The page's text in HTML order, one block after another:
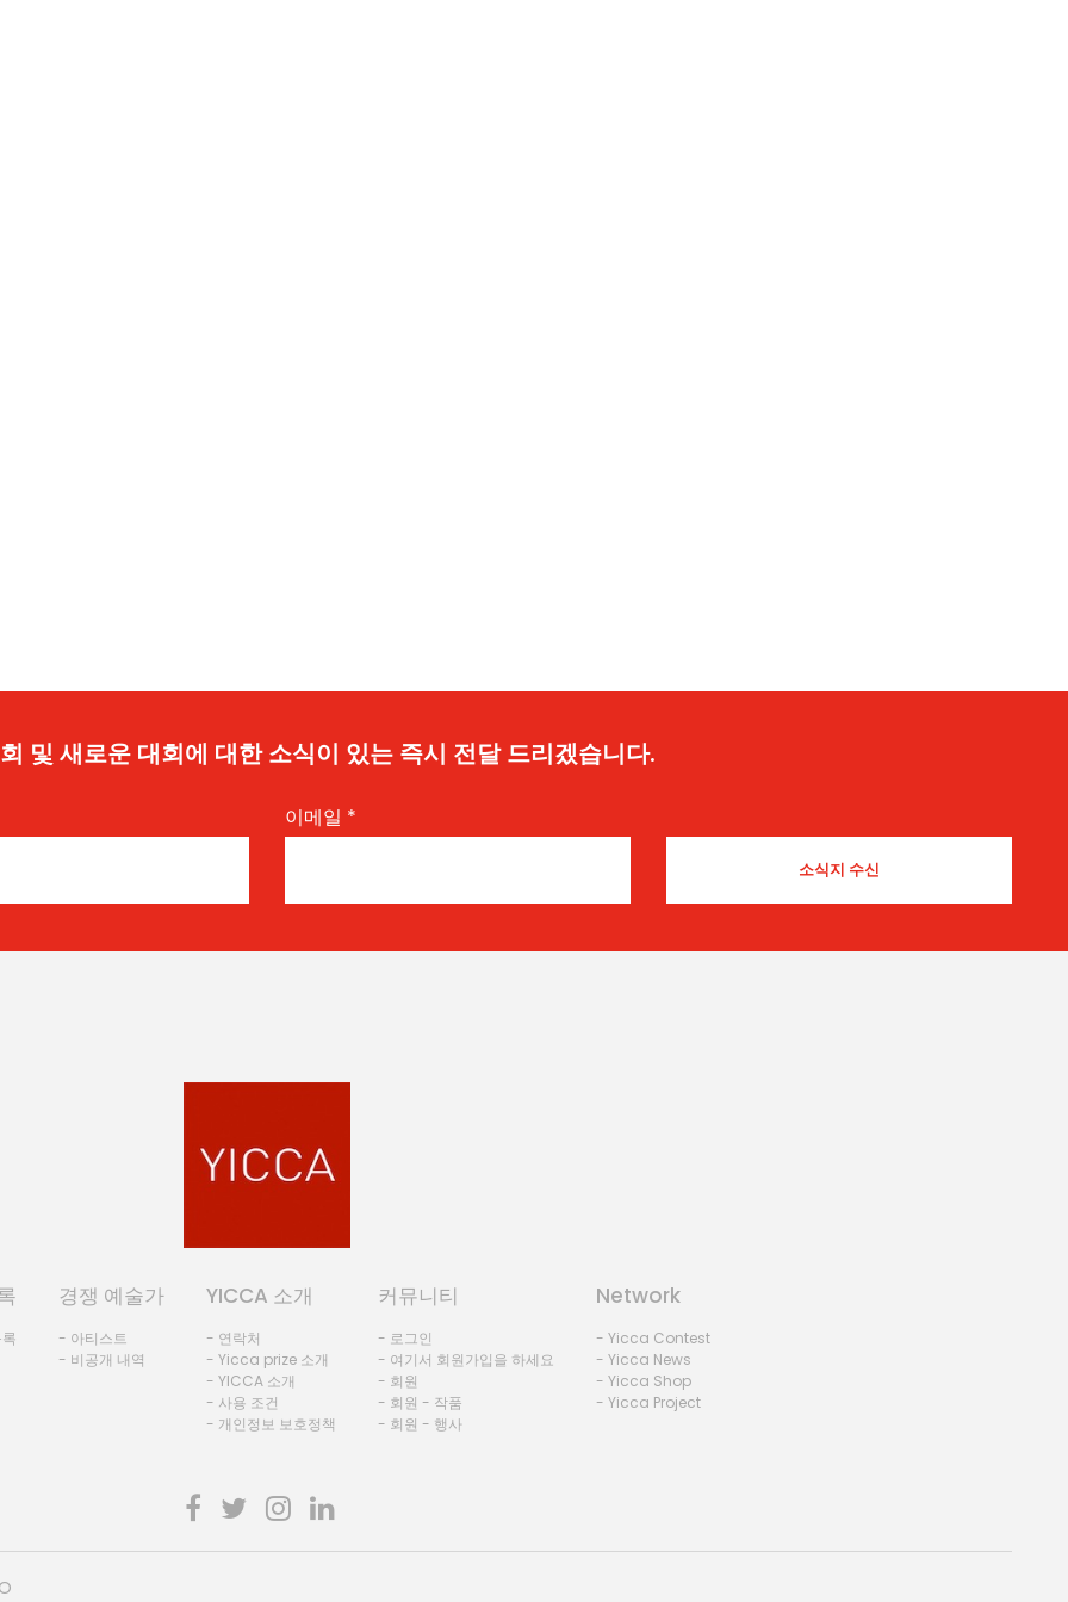
및 새로운 대회에 대한 소식이 있는 즉시 전달 드리겠습니다.
이메일 *
경쟁 예술가
- 아티스트
- 비공개 내역
YICCA 소개
- 연락처
- Yicca prize 소개
- YICCA 소개
- 사용 조건
- 개인정보 보호정책
커뮤니티
- 로그인
- 여기서 회원가입을 하세요
- 회원
- 회원 - 작품
- 회원 - 행사
Network
- Yicca Contest
- Yicca News
- Yicca Shop
- Yicca Project